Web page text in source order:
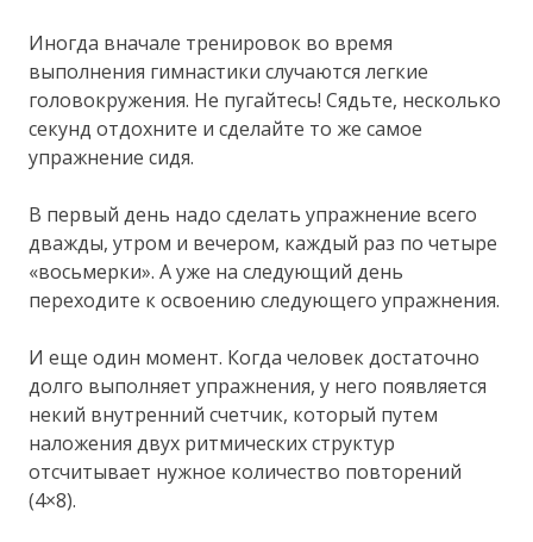
Иногда вначале тренировок во время
выполнения гимнастики случаются легкие
головокружения. Не пугайтесь! Сядьте, несколько
секунд отдохните и сделайте то же самое
упражнение сидя.
В первый день надо сделать упражнение всего
дважды, утром и вечером, каждый раз по четыре
«восьмерки». А уже на следующий день
переходите к освоению следующего упражнения.
И еще один момент. Когда человек достаточно
долго выполняет упражнения, у него появляется
некий внутренний счетчик, который путем
наложения двух ритмических структур
отсчитывает нужное количество повторений
(4×8).